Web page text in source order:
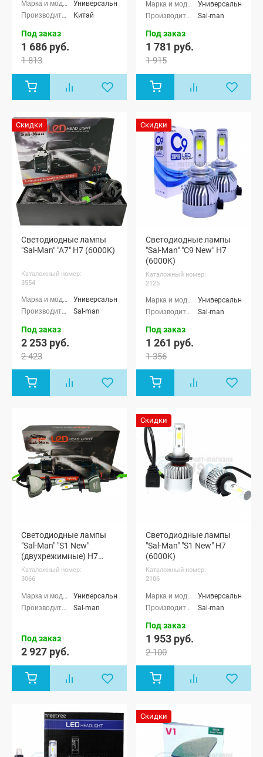
Универсальные
Китай
Под заказ
1 686 руб.
1 813
Универсальные
Sal-man
Под заказ
1 781 руб.
1 915
Скидки
Светодиодные лампы
"Sal-Man" "A7" H7 (6000K)
Каталожный номер:
3554
Универсальные
Sal-man
Под заказ
2 253 руб.
2 423
Скидки
Светодиодные лампы
"Sal-Man" "C9 New" H7
(6000K)
Каталожный номер:
2125
Универсальные
Sal-man
Под заказ
1 261 руб.
1 356
Светодиодные лампы
"Sal-Man" "S1 New"
(двухрежимные) H7
(3000/6000K)
Каталожный номер:
3066
Универсальные
Sal-man
Под заказ
2 927 руб.
Скидки
Светодиодные лампы
"Sal-Man" "S1 New" H7
(6000K)
Каталожный номер:
2106
Универсальные
Sal-man
Под заказ
1 953 руб.
2 100
Скидки